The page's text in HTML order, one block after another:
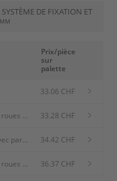
DE FIXATION ET
Prix/pièce
sur
palette
33.06 CHF
33.28 CHF
pare
34.42 CHF
36.37 CHF